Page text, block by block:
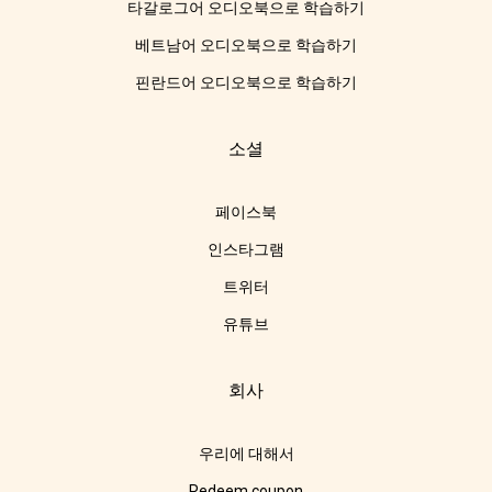
타갈로그어 오디오북으로 학습하기
베트남어 오디오북으로 학습하기
핀란드어 오디오북으로 학습하기
소셜
페이스북
인스타그램
트위터
유튜브
회사
우리에 대해서